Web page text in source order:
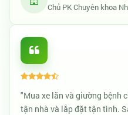
Chủ PK Chuyên khoa
"Mua xe lăn và giường bệnh
tận nhà và lắp đặt tận tình.